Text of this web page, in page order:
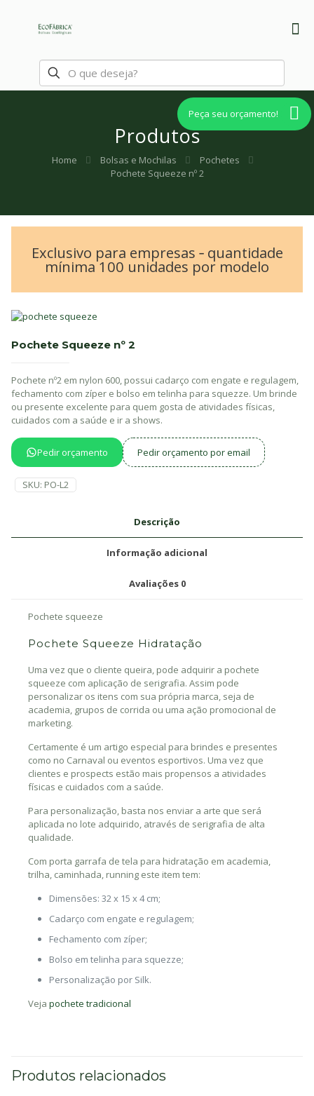
Produtos
Peça seu orçamento!
Home Bolsas e Mochilas
Pochetes
Pochete Squeeze nº 2
Exclusivo para empresas ‐ quantidade
mínima 100 unidades por modelo
Pochete Squeeze nº 2
Pochete nº2 em nylon 600, possui cadarço com engate e regulagem,
fechamento com zíper e bolso em telinha para squezze. Um brinde
ou presente excelente para quem gosta de atividades físicas,
cuidados com a saúde e ir a shows.
Pedir orçamento Pedir orçamento por email
SKU: PO-L2
Descrição
Informação adicional
Avaliações 0
Pochete squeeze
Pochete Squeeze Hidratação
Uma vez que o cliente queira, pode adquirir a pochete
squeeze com aplicação de serigrafia. Assim pode
personalizar os itens com sua própria marca, seja de
academia, grupos de corrida ou uma ação promocional de
marketing.
Certamente é um artigo especial para brindes e presentes
como no Carnaval ou eventos esportivos. Uma vez que
clientes e prospects estão mais propensos a atividades
físicas e cuidados com a saúde.
Para personalização, basta nos enviar a arte que será
aplicada no lote adquirido, através de serigrafia de alta
qualidade.
Com porta garrafa de tela para hidratação em academia,
trilha, caminhada, running este item tem:
Dimensões: 32 x 15 x 4 cm;
Cadarço com engate e regulagem;
Fechamento com zíper;
Bolso em telinha para squezze;
Personalização por Silk.
Veja pochete tradicional
Produtos relacionados